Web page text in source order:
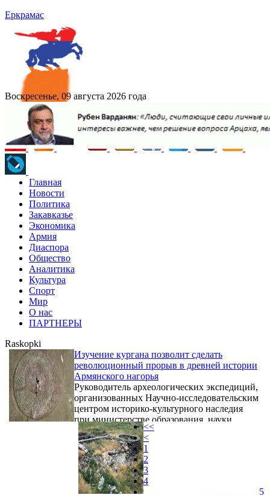
Еркрамас
Воскресенье, 09 августа 2026 года
Главная
Новости
Политика
Закавказье
Экономика
Армия
Диаспора
Общество
Аналитика
Культура
Спорт
Мир
О нас
ПАРТНЕРЫ
Raskopki
Изучение кургана позволит сделать
революционный прорыв в древней истории
Армянского нагорья
Руководитель археологических экспедиций,
организованных Научно-исследовательским
центром историко-культурного наследия
при министерстве образования, науки,
культуры и спорта Армении, доктор
исторических наук, профессор Акоп
Симонян рассказал агентству Sputnik
Армения о некоторых археологических
открытиях в Армении, которые
перевернули представления и знания об
<<
<
1
2
3
4
5